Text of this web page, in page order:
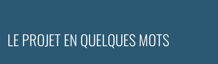
LE PROJET EN QUELQUES MOTS